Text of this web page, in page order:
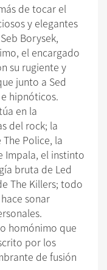
de tocar el
y elegantes
Borysek,
el encargado
su rugiente y
junto a Sed
hipnóticos.
en la
del rock; la
Police, la
Impala, el instinto
bruta de Led
The Killers; todo
sonar
homónimo que
por los
de fusión